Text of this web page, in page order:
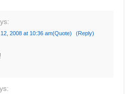
2008 at 10:36 am(Quote) (Reply)